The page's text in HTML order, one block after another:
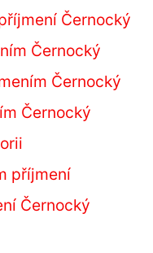
Černocký
Černocký
Černocký
Černocký
příjmení
Černocký